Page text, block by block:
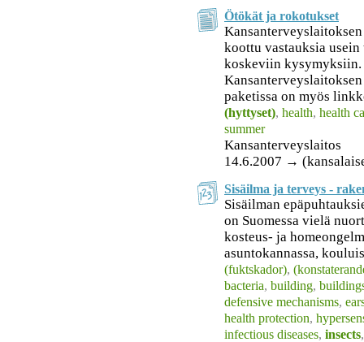
Ötökät ja rokotukset
koottu vastauksia
koskeviin
paketissa on myös
(hyttyset), health, health
summer
Kansanterveyslaitos
14.6.2007 →
Sisäilma ja terveys -
Sisäilman
on Suomessa vielä
kosteus- ja
asuntokannassa,
(fuktskador),
bacteria, building,
defensive mechanisms,
health protection,
infectious diseases, insects